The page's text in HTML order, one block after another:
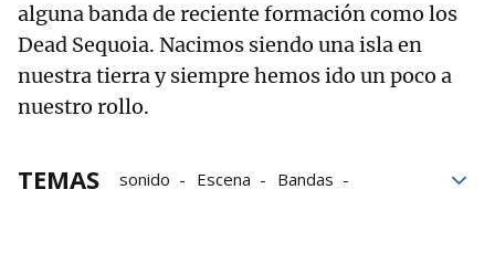
alguna banda de reciente formación como los
Dead Sequoia. Nacimos siendo una isla en
nuestra tierra y siempre hemos ido un poco a
nuestro rollo.
TEMAS sonido Escena
Bandas